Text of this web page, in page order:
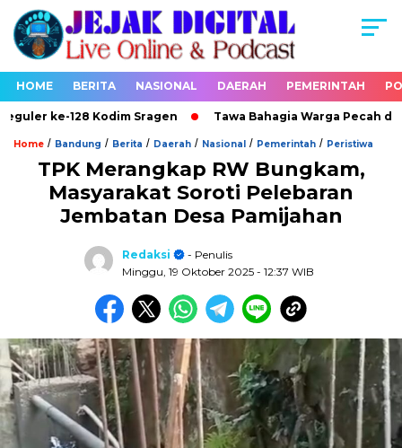
HOME BERITA NASIONAL DAERAH PEMERINTAH
ke-128 Kodim Sragen Tawa Bahagia Warga Pecah di
Home / Bandung / Berita / Daerah / Nasional / Pemerintah / Peristiwa
TPK Merangkap RW Bungkam,
Masyarakat Soroti Pelebaran
Jembatan Desa Pamijahan
Redaksi
- Penulis
Minggu, 19 Oktober 2025 - 12:37 WIB